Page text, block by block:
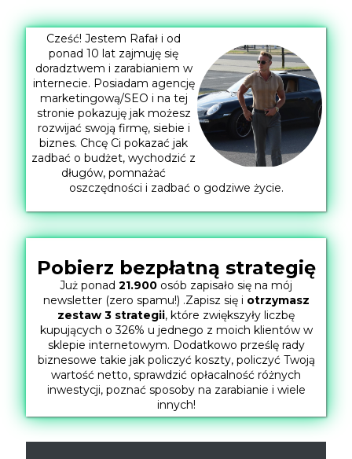
Cześć! Jestem Rafał i od
ponad 10 lat zajmuję się
doradztwem i zarabianiem w
internecie. Posiadam agencję
marketingową/SEO i na tej
stronie pokazuję jak możesz
rozwijać swoją firmę, siebie i
biznes. Chcę Ci pokazać jak
zadbać o budżet, wychodzić z
długów, pomnażać
oszczędności i zadbać o godziwe życie.
Pobierz bezpłatną strategię
Już ponad 21.900 osób zapisało się na mój
newsletter (zero spamu!) .Zapisz się i otrzymasz
zestaw 3 strategii, które zwiększyły liczbę
kupujących o 326% u jednego z moich klientów w
sklepie internetowym. Dodatkowo prześlę rady
biznesowe takie jak policzyć koszty, policzyć Twoją
wartość netto, sprawdzić opłacalność różnych
inwestycji, poznać sposoby na zarabianie i wiele
innych!